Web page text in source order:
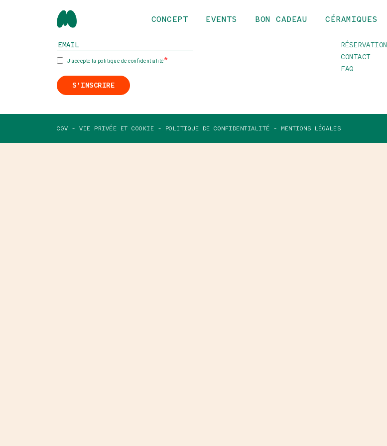
CONCEPT EVENTS BON CADEAU CÉRAMIQUES
INSCRIVEZ-VOUS À NOTRE NEWSLETTER
J'accepte la politique de confidentialité
S'INSCRIRE
INFOS
RÉSERVATION
CONTACT
FAQ
CGV - VIE PRIVÉE ET COOKIE - POLITIQUE DE CONFIDENTIALITÉ - MENTIONS LÉGALES